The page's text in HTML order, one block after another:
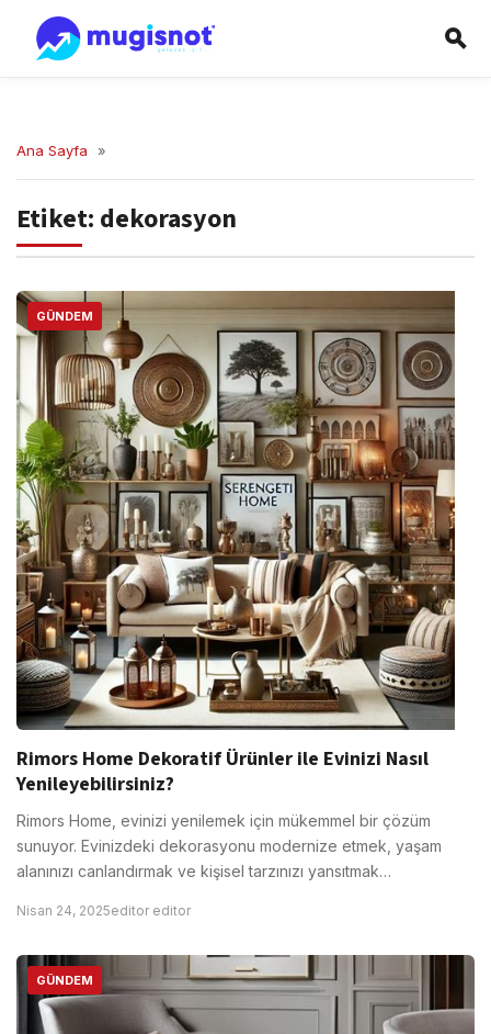
Ana Sayfa »
Etiket: dekorasyon
GÜNDEM
Rimors Home Dekoratif Ürünler ile Evinizi Nasıl
Yenileyebilirsiniz?
Rimors Home, evinizi yenilemek için mükemmel bir çözüm
sunuyor. Evinizdeki dekorasyonu modernize etmek, yaşam
alanınızı canlandırmak ve kişisel tarzınızı yansıtmak…
Nisan 24, 2025editor editor
GÜNDEM